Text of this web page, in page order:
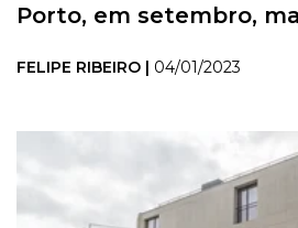
Porto, em setembro,
FELIPE RIBEIRO | 04/01/2023